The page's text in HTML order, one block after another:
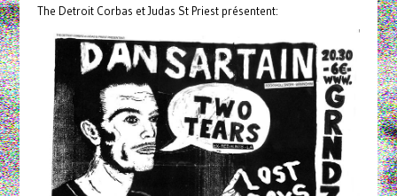
The Detroit Corbas et Judas St Priest présentent: